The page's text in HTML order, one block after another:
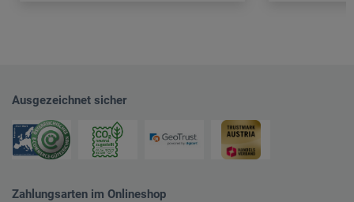
Ausgezeichnet sicher
Zahlungsarten im Onlineshop